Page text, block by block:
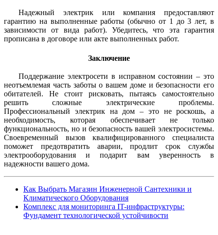
Надежный электрик или компания предоставляют
гарантию на выполненные работы (обычно от 1 до 3 лет, в
зависимости от вида работ). Убедитесь, что эта гарантия
прописана в договоре или акте выполненных работ.
Заключение
Поддержание электросети в исправном состоянии – это
неотъемлемая часть заботы о вашем доме и безопасности его
обитателей. Не стоит рисковать, пытаясь самостоятельно
решить сложные электрические проблемы.
Профессиональный электрик на дом – это не роскошь, а
необходимость, которая обеспечивает не только
функциональность, но и безопасность вашей электросистемы.
Своевременный вызов квалифицированного специалиста
поможет предотвратить аварии, продлит срок службы
электрооборудования и подарит вам уверенность в
надежности вашего дома.
Как Выбрать Магазин Инженерной Сантехники и
Климатического Оборудования
Комплекс для мониторинга IT-инфраструктуры:
Фундамент технологической устойчивости